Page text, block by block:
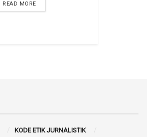
READ MORE
KODE ETIK JURNALISTIK